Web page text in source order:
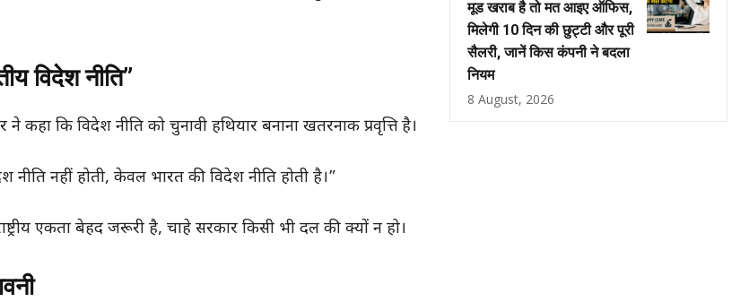
विदेश नीति”
ने कहा कि विदेश नीति को चुनावी हथियार बनाना खतरनाक प्रवृत्ति है।
नीति नहीं होती, केवल भारत की विदेश नीति होती है।”
एकता बेहद जरूरी है, चाहे सरकार किसी भी दल की क्यों न हो।
मूड खराब है तो मत आइए ऑफिस,
मिलेगी 10 दिन की छुट्टी और पूरी
सैलरी, जानें किस कंपनी ने बदला
नियम
8 August, 2026